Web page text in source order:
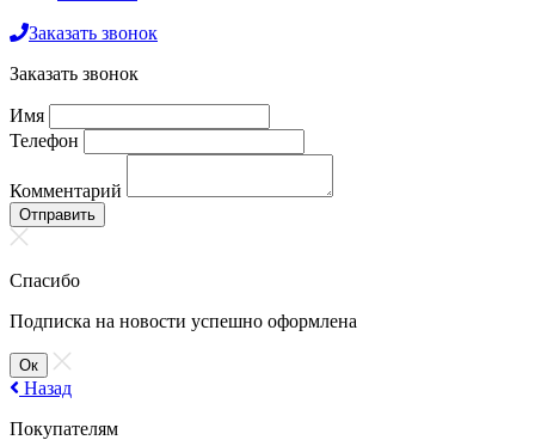
Заказать звонок
Заказать звонок
Имя
Телефон
Комментарий
Отправить
Спасибо
Подписка на новости успешно оформлена
Ок
Назад
Покупателям